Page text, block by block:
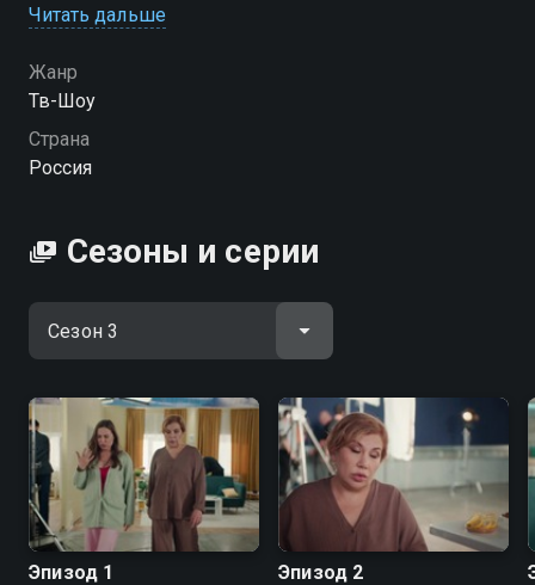
делятся полезными советами.
Посмотреть онлайн 3 сезон сериала Это надо знать!
вы можете совершенно бесплатно в хорошем HD
качестве на Смотрёшке
Читать дальше
Жанр
Тв-Шоу
Страна
Россия
Сезоны и серии
Эпизод 1 Эпизод 2